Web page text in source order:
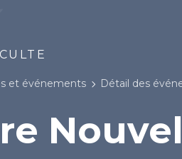
CULTE
et événements Détail des